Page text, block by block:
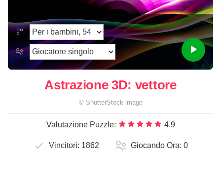
Astrazione 3D: vettore
© ShutterStock image
Valutazione Puzzle: 4.9
Vincitori: 1862 Giocando Ora: 0